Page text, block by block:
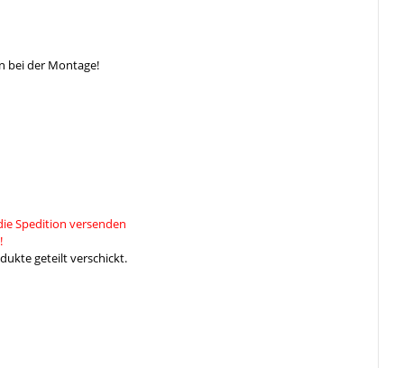
bei der Montage!
Spedition versenden
geteilt verschickt.